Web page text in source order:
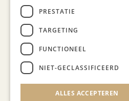
Recent nieuws
PRESTATIE
TARGETING
FUNCTIONEEL
NIET-GECLASSIFICEERD
ALLES ACCEPTEREN